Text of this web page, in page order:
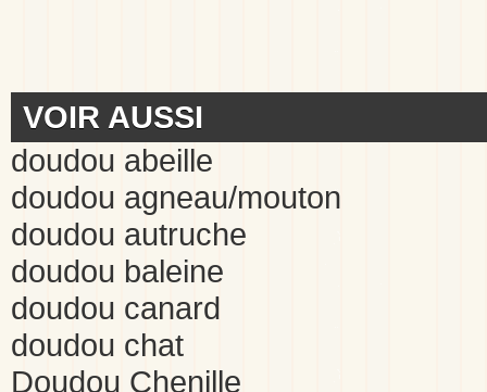
VOIR AUSSI
doudou abeille
doudou agneau/mouton
doudou autruche
doudou baleine
doudou canard
doudou chat
Doudou Chenille